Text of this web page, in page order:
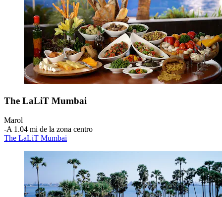
The LaLiT Mumbai
Marol
‐A 1.04 mi de la zona centro
The LaLiT Mumbai